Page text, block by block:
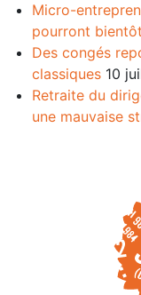
Micro-
pourront
Des congés
classiques 10
Retraite du
une mauvaise